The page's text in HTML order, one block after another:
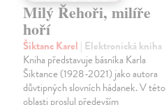
Milý Řehoři, milíře
hoří
Šiktanc Karel | Elektronická kniha
Kniha představuje básníka Karla
Šiktance (1928-2021) jako autora
důvtipných slovních hádanek. V této
oblasti proslul především